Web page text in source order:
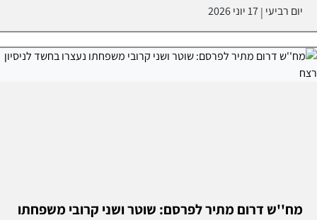
יום רביעי |17 יוני 2026
מח''ש דרום מתיר לפרסם: שוטר ושני קרובי משפחתו